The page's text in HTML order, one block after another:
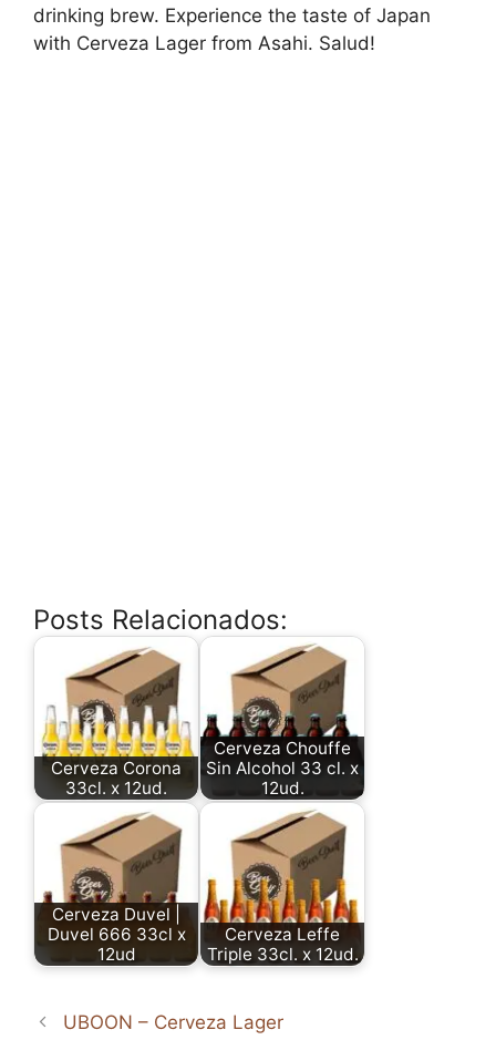
drinking brew. Experience the taste of Japan
with Cerveza Lager from Asahi. Salud!
Posts Relacionados:
Cerveza Corona
33cl. x 12ud.
Cerveza Chouffe
Sin Alcohol 33 cl. x
12ud.
Cerveza Duvel |
Duvel 666 33cl x
12ud
Cerveza Leffe
Triple 33cl. x 12ud.
UBOON – Cerveza Lager